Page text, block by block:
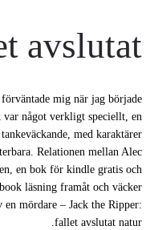
avslutat
mig när jag började
var något verkligt speciellt, en
med karaktärer
Relationen mellan Alec
en bok för kindle gratis och
läsning framåt och väcker
mördare – Jack the Ripper:
fallet avslutat natur.